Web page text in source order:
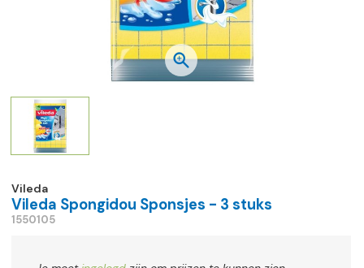
Vileda
Vileda Spongidou Sponsjes - 3 stuks
1550105